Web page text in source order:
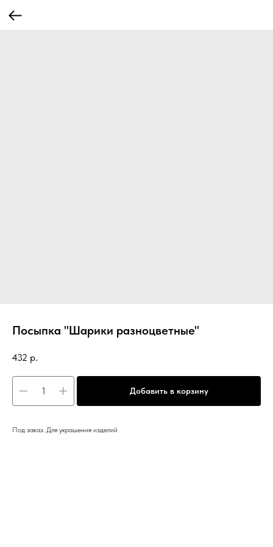
Посыпка "Шарики разноцветные"
432 р.
Добавить в корзину
Под заказ. Для украшения изделий